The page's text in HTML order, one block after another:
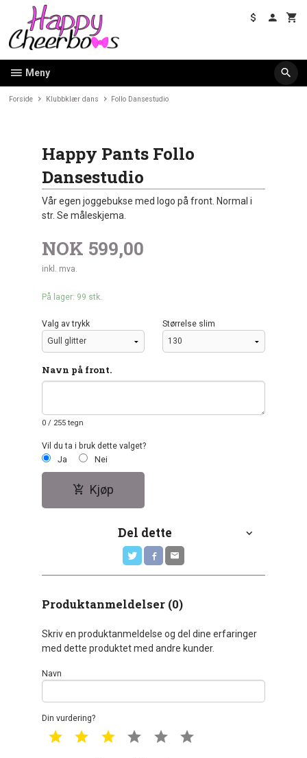
innholdet
Meny
Forside Klubbklær dans Follo Dansestudio
Happy Pants Follo
Dansestudio
Vår egen joggebukse med logo på front. Normal i
str. Se måleskjema.
NOK 599,00
inkl. mva.
På lager: 99 stk.
Valg av trykk Størrelse slim
Navn på front.
0 / 255 tegn
Vil du ta i bruk dette valget?
Ja
Nei
Kjøp
Del dette
Produktanmeldelser (0)
Skriv en produktanmeldelse og del dine erfaringer
med dette produktet med andre kunder.
Navn
Din vurdering?
1 star 2 star 3 star 4 star 5 star